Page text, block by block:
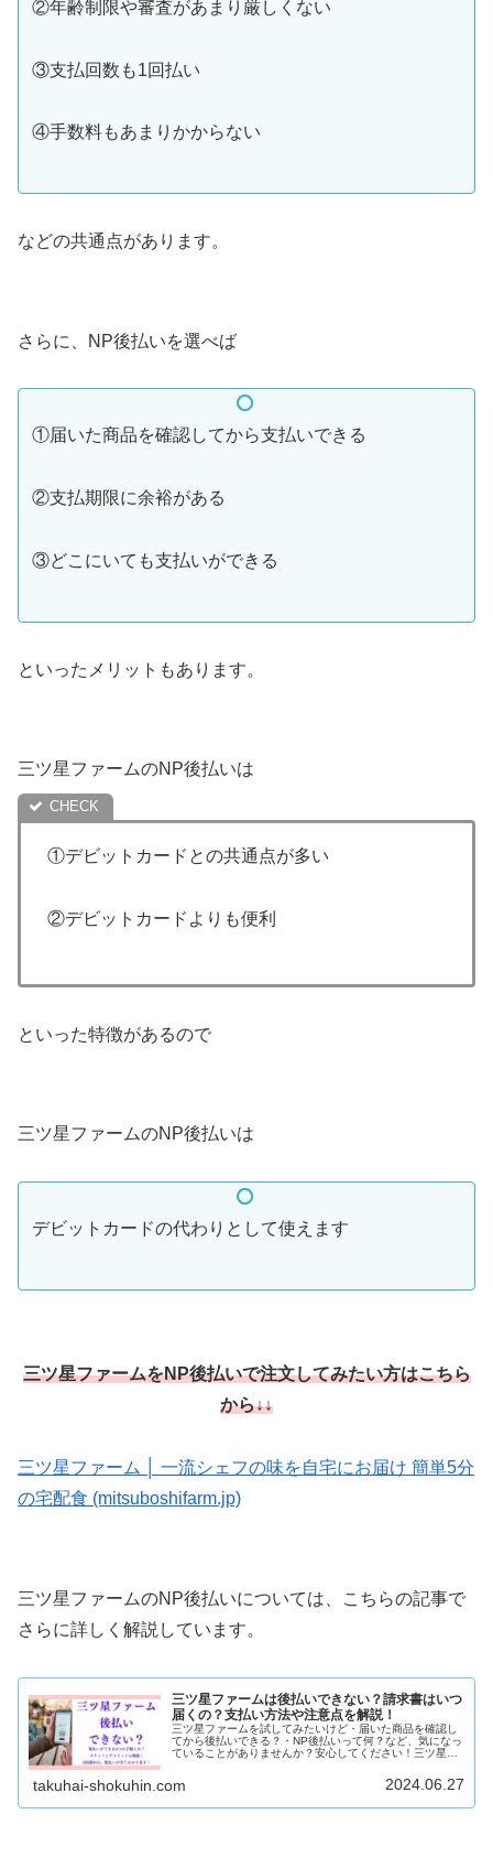
②年齢制限や審査があまり厳しくない
③支払回数も1回払い
④手数料もあまりかからない
などの共通点があります。
さらに、NP後払いを選べば
①届いた商品を確認してから支払いできる
②支払期限に余裕がある
③どこにいても支払いができる
といったメリットもあります。
三ツ星ファームのNP後払いは
①デビットカードとの共通点が多い
②デビットカードよりも便利
といった特徴があるので
三ツ星ファームのNP後払いは
デビットカードの代わりとして使えます
三ツ星ファームをNP後払いで注文してみたい方はこちら
から↓↓
三ツ星ファーム │ 一流シェフの味を自宅にお届け 簡単5分
の宅配食 (mitsuboshifarm.jp)
三ツ星ファームのNP後払いについては、こちらの記事で
さらに詳しく解説しています。
三ツ星ファームは後払いできない？請求書はいつ
届くの？支払い方法や注意点を解説！
三ツ星ファームを試してみたいけど・届いた商品を確認し
てから後払いできる？・NP後払いって何？など、気になっ
ていることがありませんか？安心してください！三ツ星フ
takuhai-shokuhin.com 2024.06.27